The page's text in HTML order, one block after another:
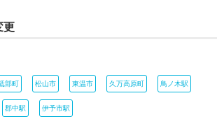
更
部町 松山市 東温市 久万高原町 鳥ノ木駅
郡中駅 伊予市駅